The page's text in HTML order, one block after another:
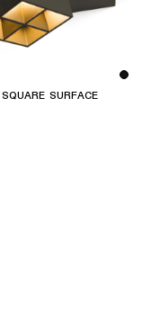
SURFACE